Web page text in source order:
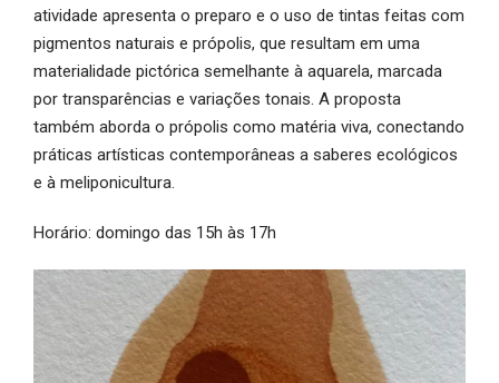
atividade apresenta o preparo e o uso de tintas feitas com
pigmentos naturais e própolis, que resultam em uma
materialidade pictórica semelhante à aquarela, marcada
por transparências e variações tonais. A proposta
também aborda o própolis como matéria viva, conectando
práticas artísticas contemporâneas a saberes ecológicos
e à meliponicultura.
Horário: domingo das 15h às 17h